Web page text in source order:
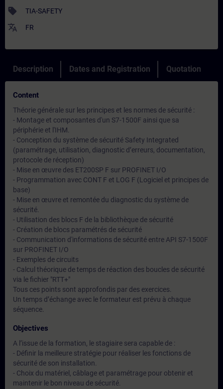
sell TIA-SAFETY
translate FR
Description Dates and Registration Quotation
Content
Théorie générale sur les principes et les normes de sécurité :
- Montage et composantes d'un S7-1500F ainsi que sa
périphérie et l'IHM.
- Conception du système de sécurité Safety Integrated
(paramétrage, utilisation, diagnostic d’erreurs, documentation,
protocole de réception)
- Mise en œuvre des ET200SP F sur PROFINET I/O
- Programmation avec CONT F et LOG F (Logiciel et principes de
base)
- Mise en œuvre et remontée du diagnostic du système de
sécurité.
- Utilisation des blocs F de la bibliothèque de sécurité
- Création de blocs paramétrés de sécurité
- Communication d'informations de sécurité entre API S7-1500F
sur PROFINET I/O
- Exemples de circuits
- Calcul théorique de temps de réaction des boucles de sécurité
via le fichier "RTT+"
Tous ces points sont approfondis par des exercices.
Un temps d’échange avec le formateur est prévu à chaque
séquence.
Objectives
A l’issue de la formation, le stagiaire sera capable de :
- Définir la meilleure stratégie pour réaliser les fonctions de
sécurité de son installation.
- Choix du matériel, câblage et paramétrage pour obtenir et
maintenir le bon niveau de sécurité.